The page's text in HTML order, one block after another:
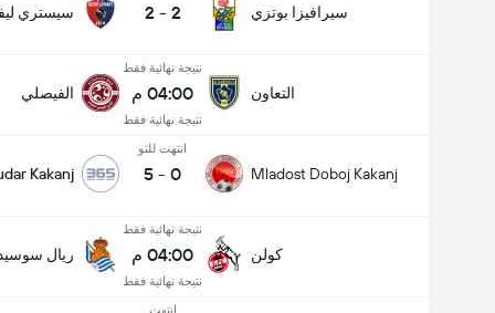
سيرافيزا بوتزي 2
-
2 سيستري
التعاون
نتيجة نهائية فقط
04:00 م
نتيجة نهائية فقط
الفيصلي
Mladost Doboj Kakanj
انتهت للتو
0
-
5
Kakanj
كولن
نتيجة نهائية فقط
04:00 م
نتيجة نهائية فقط
ريال
انتهت